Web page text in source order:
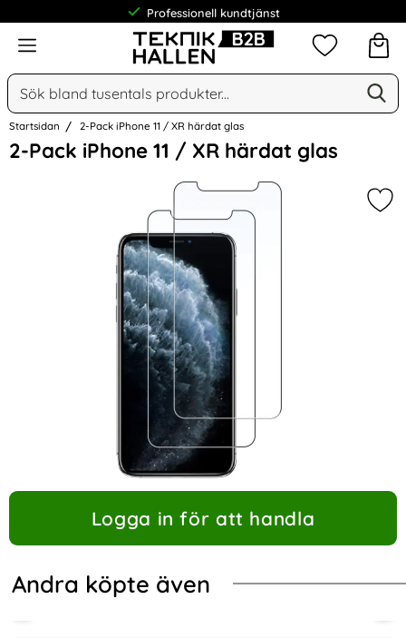
Professionell kundtjänst
Meny
Sök
Sök på Narse Group AB
Mina
Startsidan 2-Pack iPhone 11 / XR härdat glas
2-Pack iPhone 11 / XR härdat glas
Hoppa
Logga in för att handla
Andra köpte även